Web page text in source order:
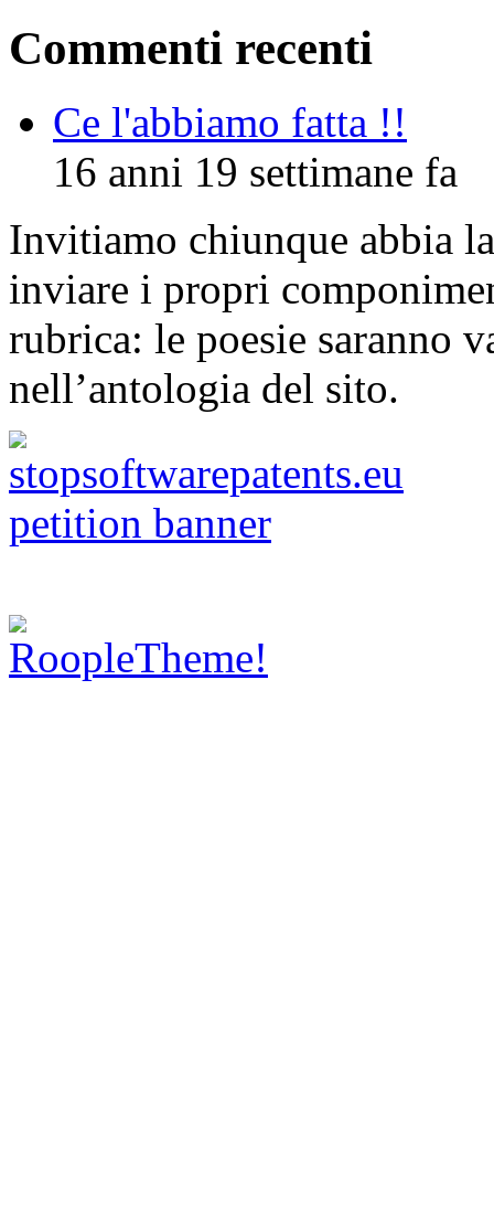
Commenti recenti
Ce l'abbiamo fatta !!
16 anni 19 settimane fa
Invitiamo chiunque abbia
inviare i propri
rubrica: le poesie saranno
nell’antologia del sito.